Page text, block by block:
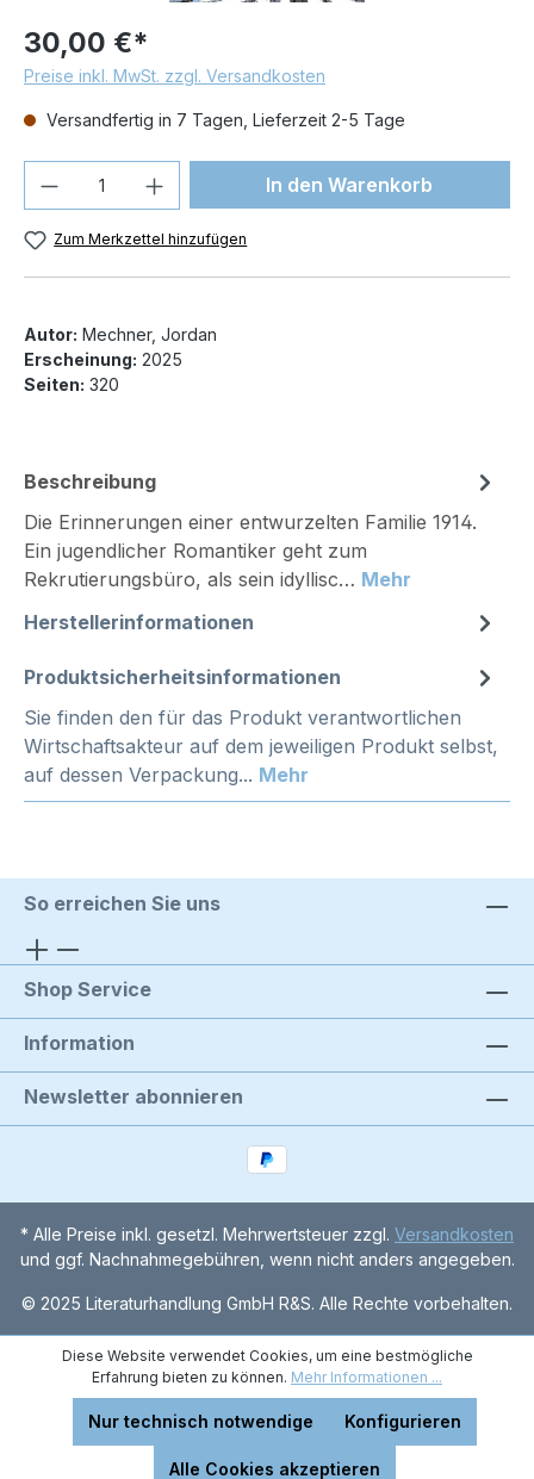
30,00 €*
Preise inkl. MwSt. zzgl. Versandkosten
Versandfertig in 7 Tagen, Lieferzeit 2-5 Tage
Produkt Anzahl: Gib denIn den Warenkorb
Zum Merkzettel hinzufügen
Autor: Mechner, Jordan
Erscheinung: 2025
Seiten: 320
Beschreibung
Die Erinnerungen einer entwurzelten Familie 1914.
Ein jugendlicher Romantiker geht zum
Rekrutierungsbüro, als sein idyllisc… Mehr
Herstellerinformationen
Produktsicherheitsinformationen
Sie finden den für das Produkt verantwortlichen
Wirtschaftsakteur auf dem jeweiligen Produkt selbst,
auf dessen Verpackung... Mehr
So erreichen Sie uns
Shop Service
Information
Newsletter abonnieren
* Alle Preise inkl. gesetzl. Mehrwertsteuer zzgl. Versandkosten
und ggf. Nachnahmegebühren, wenn nicht anders angegeben.
© 2025 Literaturhandlung GmbH R&S. Alle Rechte vorbehalten.
Diese Website verwendet Cookies, um eine bestmögliche
Erfahrung bieten zu können. Mehr Informationen ...
Nur technisch notwendige Konfigurieren
Alle Cookies akzeptieren